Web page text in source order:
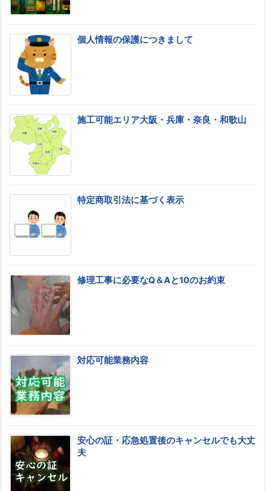
個人情報の保護につきまして
施工可能エリア大阪・兵庫・奈良・和歌山
特定商取引法に基づく表示
修理工事に必要なQ＆Aと10のお約束
対応可能業務内容
安心の証・応急処置後のキャンセルでも大丈
夫